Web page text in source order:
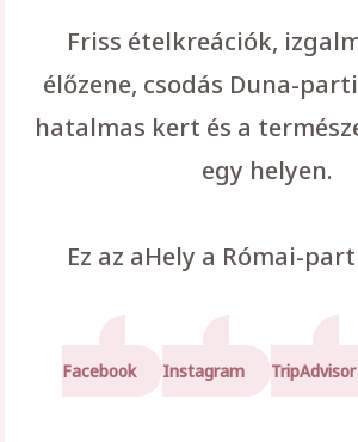
Friss ételkreációk,
élőzene, csodás Duna-
hatalmas kert és a
egy helyen.
Ez az aHely a Római-
Facebook Instagram TripAdvisor